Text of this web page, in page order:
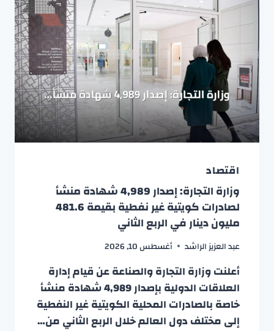
اقتصاد
وزارة التجارة: إصدار 4,989 شهادة منشأ
لصادرات كويتية غير نفطية بقيمة 481.6
مليون دينار في الربع الثاني
عبد العزيز الراشد أغسطس 10, 2026
أعلنت وزارة التجارة والصناعة عن قيام إدارة
العلاقات الدولية بإصدار 4,989 شهادة منشأ
خاصة بالصادرات المحلية الكويتية غير النفطية
إلى مختلف دول العالم خلال الربع الثاني من…